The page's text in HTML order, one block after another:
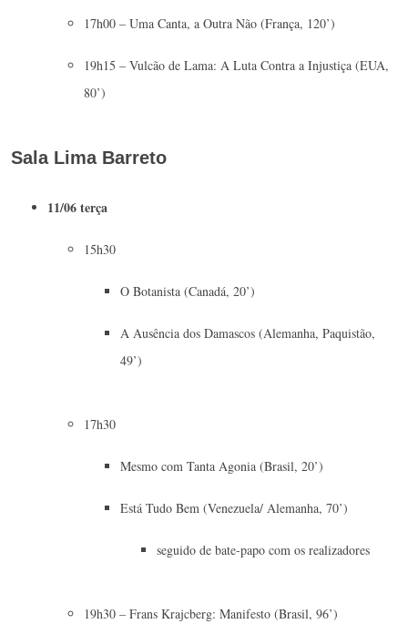
17h00 – Uma Canta, a Outra Não (França, 120’)
19h15 – Vulcão de Lama: A Luta Contra a Injustiça (EUA,
80’)
Sala Lima Barreto
11/06 terça
15h30
O Botanista (Canadá, 20’)
A Ausência dos Damascos (Alemanha, Paquistão,
49’)
17h30
Mesmo com Tanta Agonia (Brasil, 20’)
Está Tudo Bem (Venezuela/ Alemanha, 70’)
seguido de bate-papo com os realizadores
19h30 – Frans Krajcberg: Manifesto (Brasil, 96’)